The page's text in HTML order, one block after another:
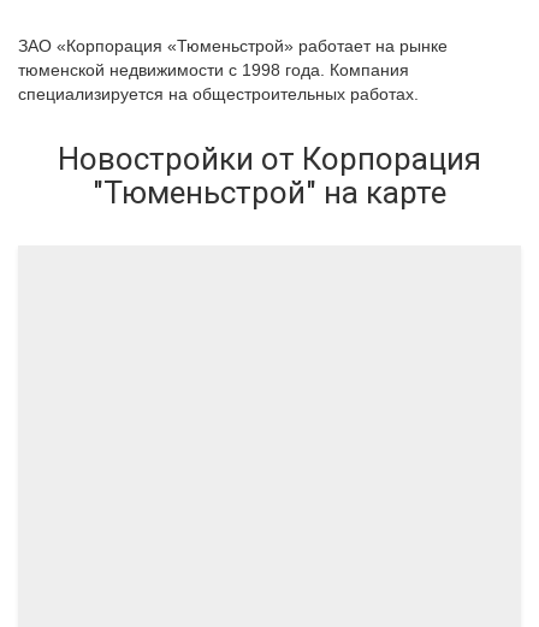
ЗАО «Корпорация «Тюменьстрой» работает на рынке
тюменской недвижимости с 1998 года. Компания
специализируется на общестроительных работах.
Новостройки от Корпорация
"Тюменьстрой" на карте